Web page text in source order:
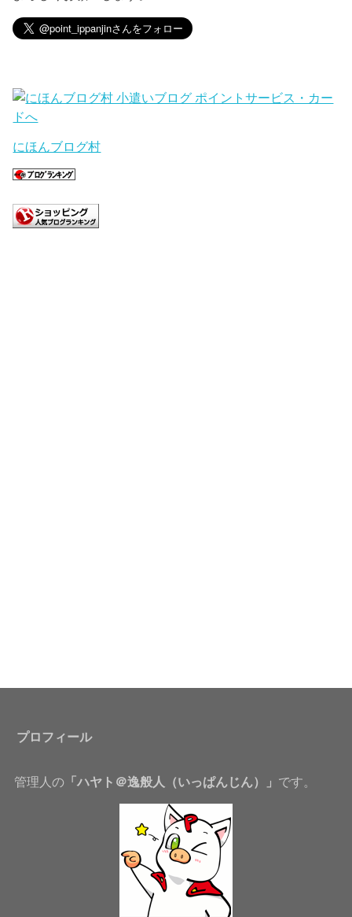
にほんブログ村
プロフィール
管理人の「ハヤト＠逸般人（いっぱんじん）」 です。